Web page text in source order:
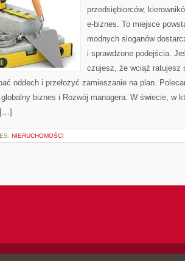
przedsiębiorców,
e-biznes. To miejsce
modnych sloganów
i sprawdzone podejścia.
czujesz, że wciąż ratujesz
oddech i przełożyć zamieszanie na plan.
biznes i Rozwój managera. W świecie, w
[…]
NIERUCHOMOŚCI